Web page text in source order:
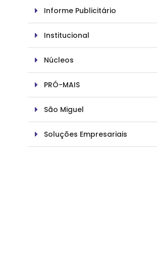
Informe Publicitário
Institucional
Núcleos
PRÓ-MAIS
São Miguel
Soluções Empresariais